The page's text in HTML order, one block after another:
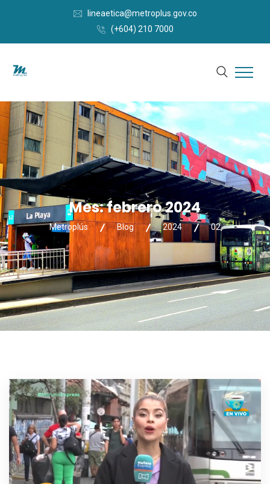
lineaetica@metroplus.gov.co
(+604) 210 7000
Mes:febrero 2024
Metroplús Blog 2024 02